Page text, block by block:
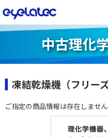
中古理化
凍結乾燥機（フリー
ご指定の商品情報は存在しません